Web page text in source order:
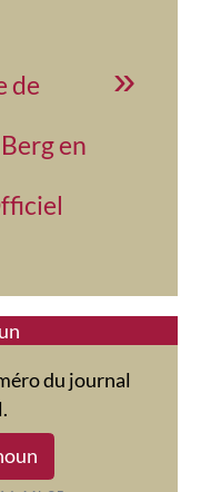
de
en
du journal